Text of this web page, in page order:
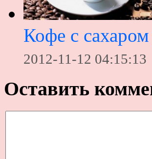
Кофе с
2012-11-12 04:15:13
Оставить